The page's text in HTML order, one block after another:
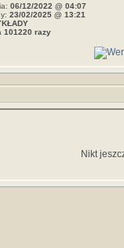
06/12/2022 @ 04:07
23/02/2025 @ 13:21
101220 razy
Nikt